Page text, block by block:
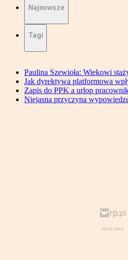
Najnowsze
Tagi
Paulina Szewioła: Wiekowi
Jak dyrektywa platformowa
Zapis do PPK a urlop
Niejasna przyczyna